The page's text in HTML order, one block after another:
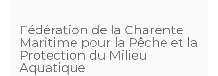
Fédération de la Charente
Maritime pour la Pêche et la
Protection du Milieu
Aquatique